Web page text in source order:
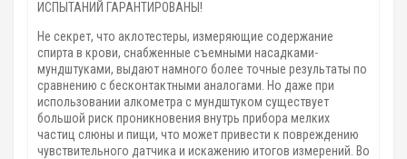
ИСПЫТАНИЙ ГАРАНТИРОВАНЫ!
Не секрет, что аклотестеры, измеряющие содержание
спирта в крови, снабженные съемными насадками-
мундштуками, выдают намного более точные результаты по
сравнению с бесконтактными аналогами. Но даже при
использовании алкометра с мундштуком существует
большой риск проникновения внутрь прибора мелких
частиц слюны и пищи, что может привести к повреждению
чувствительного датчика и искажению итогов измерений. Во